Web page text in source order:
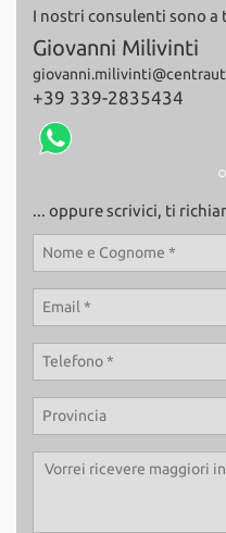
I nostri consulenti sono a
Fabio Bevilacqua
+39 375 6336262
... oppure scrivici, ti